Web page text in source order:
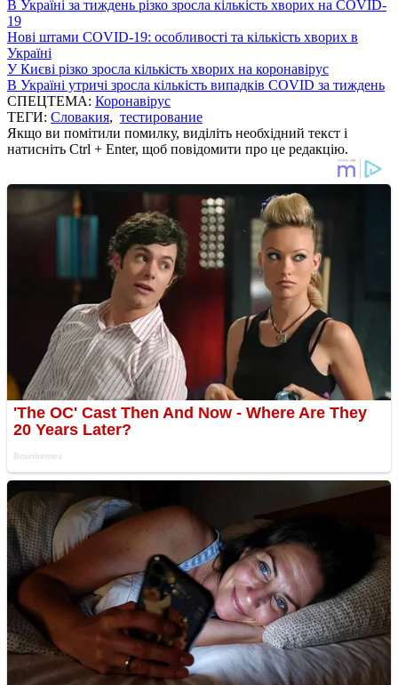
В Україні за тиждень різко зросла кількість хворих на COVID-
19
Нові штами COVID-19: особливості та кількість хворих в
Україні
У Києві різко зросла кількість хворих на коронавірус
В Україні утричі зросла кількість випадків COVID за тиждень
СПЕЦТЕМА: Коронавірус
ТЕГИ: Словакия, тестирование
Якщо ви помітили помилку, виділіть необхідний текст і
натисніть Ctrl + Enter, щоб повідомити про це редакцію.